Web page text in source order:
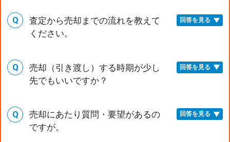
査定から売却までの流れを教えて
ください。
回答を見る
売却（引き渡し）する時期が少し
先でもいいですか？
回答を見る
売却にあたり質問・要望があるの
ですが。
回答を見る